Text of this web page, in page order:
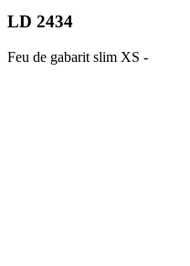
LD 2434
Feu de gabarit slim XS -